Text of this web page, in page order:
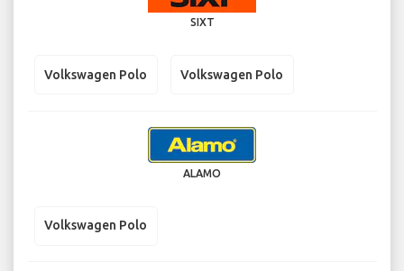
SIXT
Volkswagen Polo Volkswagen Polo
ALAMO
Volkswagen Polo